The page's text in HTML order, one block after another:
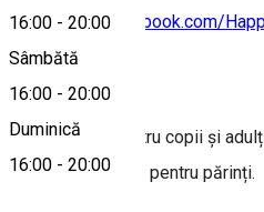
16:00 - 20:00
Sâmbătă
16:00 - 20:00
Duminică
16:00 - 20:00
https://www.facebook.com/
Despre
Loc de joacă pentru copii și
Cafenea și terasă pentru părinți.